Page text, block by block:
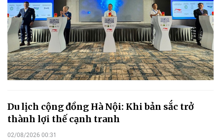
Du lịch cộng đồng Hà Nội: Khi bản sắc trở
thành lợi thế cạnh tranh
02/08/2026 00:31